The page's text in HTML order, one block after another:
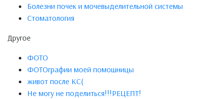
Болезни почек и мочевыделительной системы
Стоматология
Другое
ФОТО
ФОТОграфии моей помошницы
живот после КС(
Не могу не поделиться!!!РЕЦЕПТ!